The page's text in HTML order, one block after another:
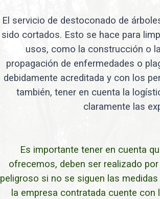
El servicio de destoconado de
sido cortados. Esto se hace para
usos, como la construcción o
propagación de enfermedades o
debidamente acreditada y con los
también, tener en cuenta la
claramente las
Es importante tener en cuenta
ofrecemos, deben ser realizado
peligroso si no se siguen las
la empresa contratada cuente con